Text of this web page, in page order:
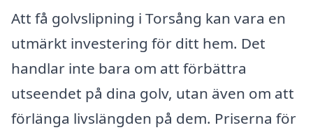
Att få golvslipning i Torsång kan vara en
utmärkt investering för ditt hem. Det
handlar inte bara om att förbättra
utseendet på dina golv, utan även om att
förlänga livslängden på dem. Priserna för